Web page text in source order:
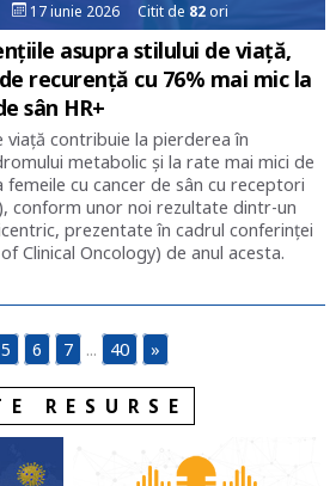
17 iunie 2026 Citit de 82 ori
asupra stilului de viață,
recurență cu 76% mai mic la
sân HR+
contribuie la pierderea în
metabolic și la rate mai mici de
femeile cu cancer de sân cu receptori
conform unor noi rezultate dintr-un
prezentate în cadrul conferinţei
Clinical Oncology) de anul acesta.
5 6 7 ... 40 »
RESURSE